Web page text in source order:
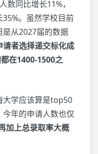
数同比增长11%，
。虽然学校目前
从2027届的数据
请者选择递交标化成
在1400-1500之
大学应该算是top50
年的申请人数也仅
加上总录取率大概